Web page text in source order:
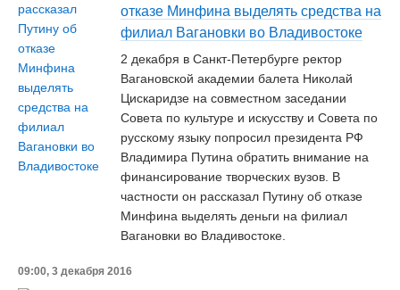
отказе Минфина выделять средства на
филиал Вагановки во Владивостоке
2 декабря в Санкт-Петербурге ректор
Вагановской академии балета Николай
Цискаридзе на совместном заседании
Совета по культуре и искусству и Совета по
русскому языку попросил президента РФ
Владимира Путина обратить внимание на
финансирование творческих вузов. В
частности он рассказал Путину об отказе
Минфина выделять деньги на филиал
Вагановки во Владивостоке.
09:00, 3 декабря 2016